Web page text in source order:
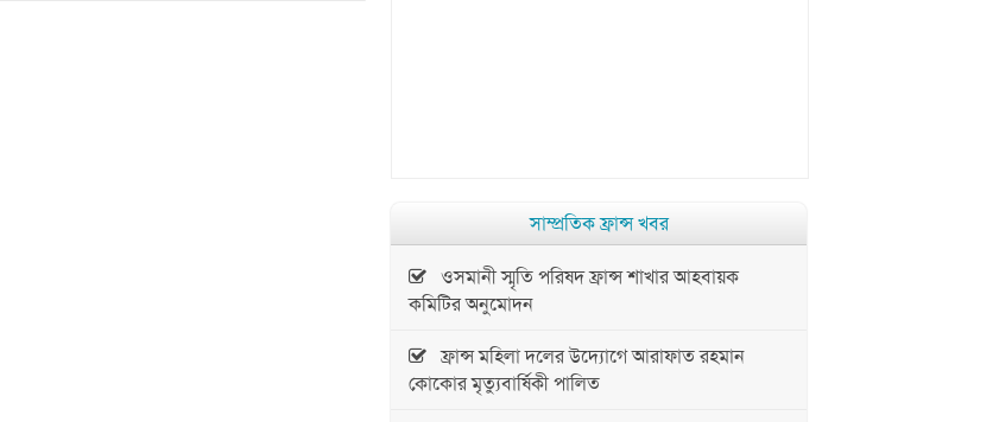
সাম্প্রতিক ফ্রান্স খবর
ওসমানী স্মৃতি পরিষদ ফ্রান্স শাখার আহবায়ক
কমিটির অনুমোদন
ফ্রান্স মহিলা দলের উদ্যোগে আরাফাত রহমান
কোকোর মৃত্যুবার্ষিকী পালিত